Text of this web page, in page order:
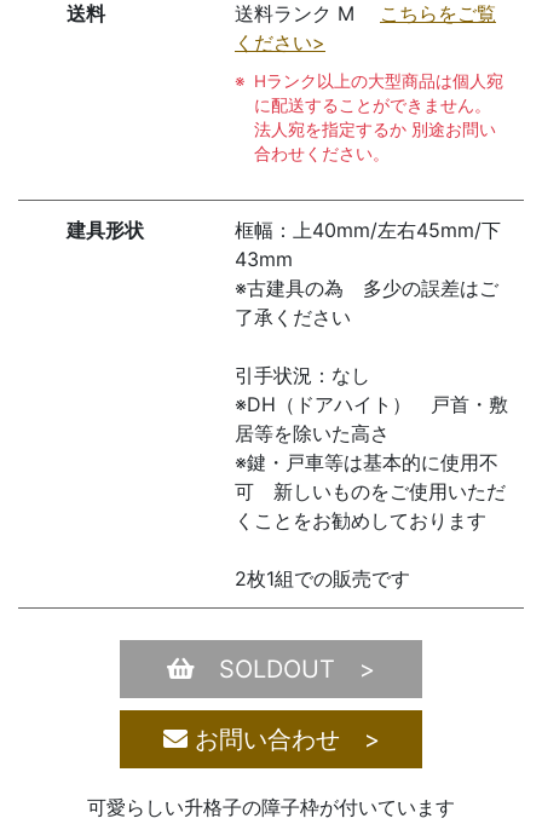
送料 送料ランク M こちらをご覧
ください>
Hランク以上の大型商品は個人宛
に配送することができません。
法人宛を指定するか 別途お問い
合わせください。
建具形状
框幅：上40mm/左右45mm/下
43mm
※古建具の為 多少の誤差はご
了承ください
引手状況：なし
※DH（ドアハイト） 戸首・敷
居等を除いた高さ
※鍵・戸車等は基本的に使用不
可 新しいものをご使用いただ
くことをお勧めしております
2枚1組での販売です
SOLDOUT >
お問い合わせ >
可愛らしい升格子の障子枠が付いています